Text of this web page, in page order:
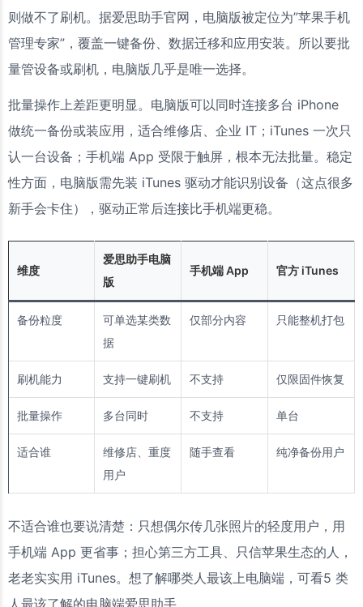
则做不了刷机。据爱思助手官网，电脑版被定位为”苹果手机
管理专家”，覆盖一键备份、数据迁移和应用安装。所以要批
量管设备或刷机，电脑版几乎是唯一选择。
批量操作上差距更明显。电脑版可以同时连接多台 iPhone
做统一备份或装应用，适合维修店、企业 IT；iTunes 一次只
认一台设备；手机端 App 受限于触屏，根本无法批量。稳定
性方面，电脑版需先装 iTunes 驱动才能识别设备（这点很多
新手会卡住），驱动正常后连接比手机端更稳。
维度
爱思助手电脑
版
手机端 App 官方 iTunes
备份粒度
可单选某类数
据
仅部分内容 只能整机打包
刷机能力 支持一键刷机 不支持 仅限固件恢复
批量操作 多台同时 不支持 单台
适合谁
维修店、重度
用户
随手查看 纯净备份用户
不适合谁也要说清楚：只想偶尔传几张照片的轻度用户，用
手机端 App 更省事；担心第三方工具、只信苹果生态的人，
老老实实用 iTunes。想了解哪类人最该上电脑端，可看5 类
人最该了解的电脑端爱思助手。